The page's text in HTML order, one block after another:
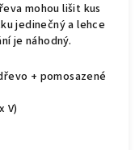
mohou lišit kus
jedinečný a lehce
je náhodný.
+ pomosazené
V)